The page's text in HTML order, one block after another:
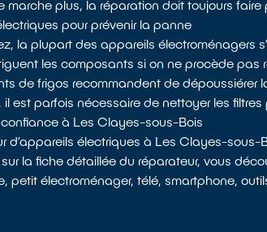
marche plus, la réparation doit toujours
pour prévenir la panne
la plupart des appareils électroménagers
les composants si on ne procède
de frigos recommandent de dépoussiérer
est parfois nécessaire de nettoyer les filtres
à Les Clayes-sous-Bois
d’appareils électriques à Les Clayes-
la fiche détaillée du réparateur, vous
petit électroménager, télé, smartphone,